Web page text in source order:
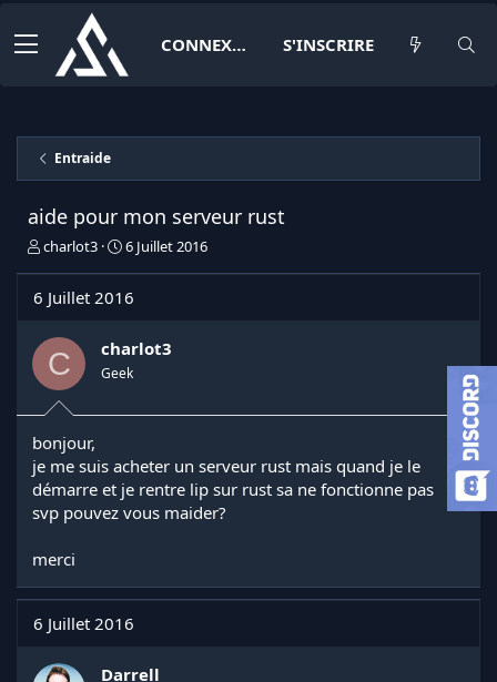
CONNEXION S'INSCRIRE
Entraide
aide pour mon serveur rust
I
t
a
e
u
d
e
l
d
s
c
u
i
charlot3
D
e
e
d
é
6 Juillet 2016
6 Juillet 2016
C charlot3
Geek
bonjour,
je me suis acheter un serveur rust mais quand je le
démarre et je rentre lip sur rust sa ne fonctionne pas
svp pouvez vous maider?
merci
6 Juillet 2016
Darrell